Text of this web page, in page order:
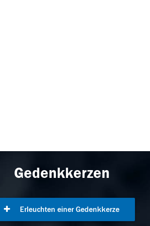
Gedenkkerzen
Erleuchten einer Gedenkkerze